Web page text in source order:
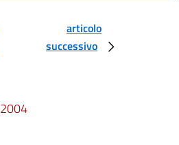
FAVORIRE LO SVILUPPO EQUILIBRATO
articolo
successivo